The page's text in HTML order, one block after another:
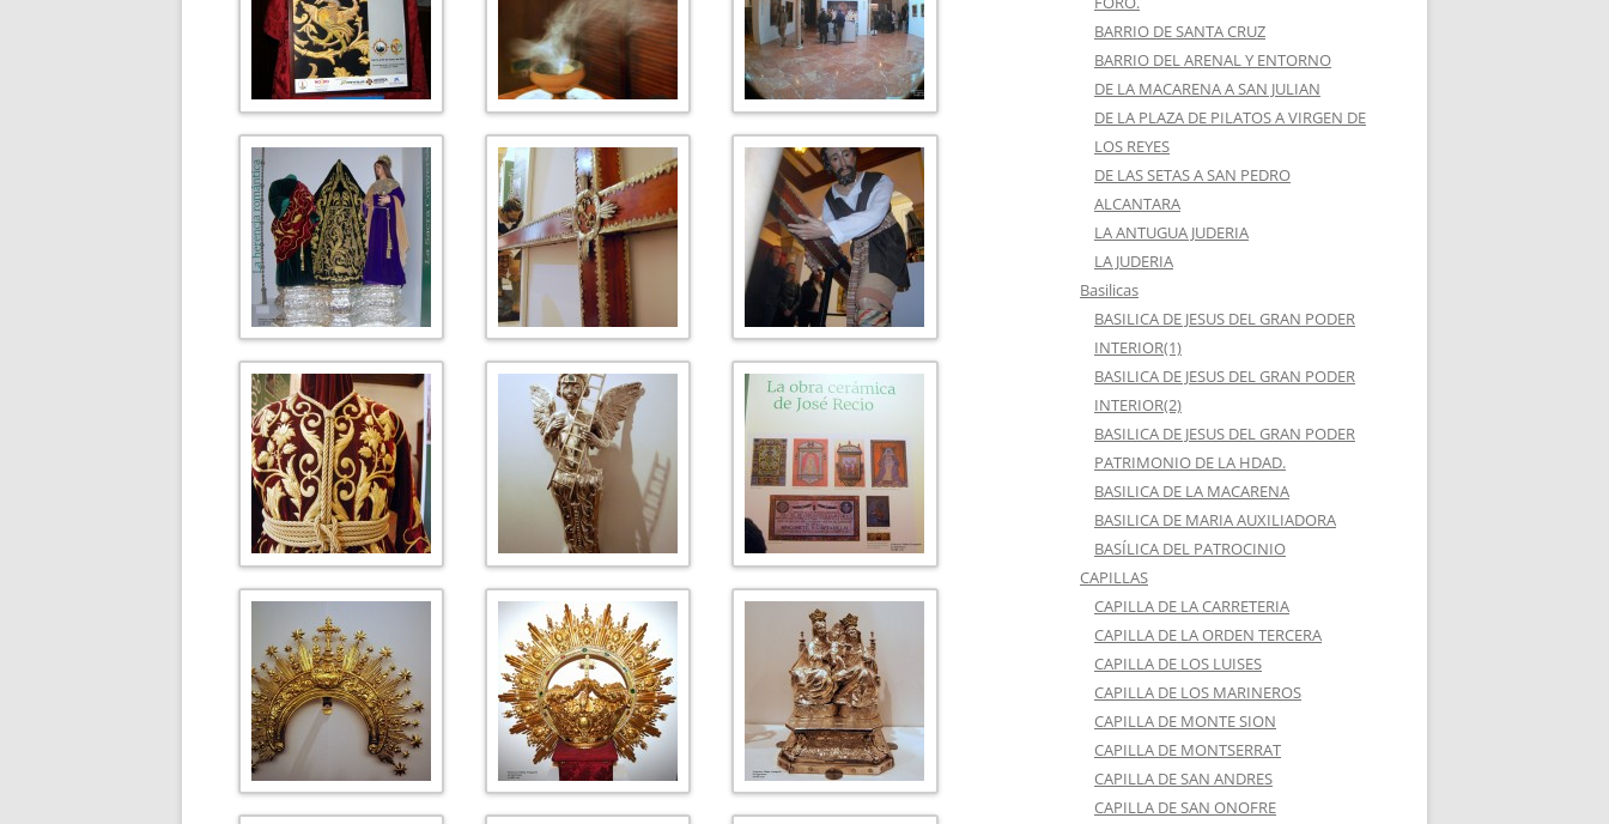
BARRIO DE SANTA CRUZ
BARRIO DEL ARENAL Y ENTORNO
DE LA MACARENA A SAN JULIAN
DE LA PLAZA DE PILATOS A VIRGEN DE
LOS REYES
DE LAS SETAS A SAN PEDRO
ALCANTARA
LA ANTUGUA JUDERIA
LA JUDERIA
Basilicas
BASILICA DE JESUS DEL GRAN PODER
INTERIOR(1)
BASILICA DE JESUS DEL GRAN PODER
INTERIOR(2)
BASILICA DE JESUS DEL GRAN PODER
PATRIMONIO DE LA HDAD.
BASILICA DE LA MACARENA
BASILICA DE MARIA AUXILIADORA
BASÍLICA DEL PATROCINIO
CAPILLAS
CAPILLA DE LA CARRETERIA
CAPILLA DE LA ORDEN TERCERA
CAPILLA DE LOS LUISES
CAPILLA DE LOS MARINEROS
CAPILLA DE MONTE SION
CAPILLA DE MONTSERRAT
CAPILLA DE SAN ANDRES
CAPILLA DE SAN ONOFRE